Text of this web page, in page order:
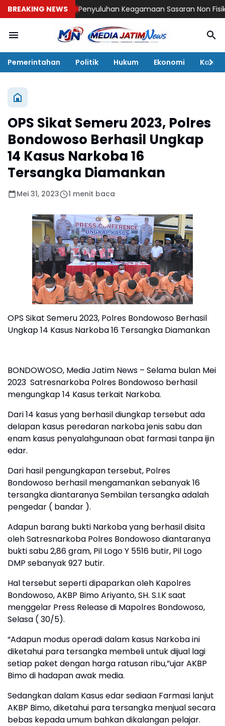
BREAKING NEWSPenyuluhan Keagamaan Sasaran Non Fisik
Pemerintahan Politik Hukum Ekonomi Kabar
OPS Sikat Semeru 2023, Polres
Bondowoso Berhasil Ungkap
14 Kasus Narkoba 16
Tersangka Diamankan
Mei 31, 2023 1 menit baca
OPS Sikat Semeru 2023, Polres Bondowoso Berhasil
Ungkap 14 Kasus Narkoba 16 Tersangka Diamankan
BONDOWOSO, Media Jatim News – Selama bulan Mei
2023 Satresnarkoba Polres Bondowoso berhasil
mengungkap 14 Kasus terkait Narkoba.
Dari 14 kasus yang berhasil diungkap tersebut ada
delapan kasus peredaran narkoba jenis sabu dan
enam kasus penyalahgunaan obat farmasi tanpa ijin
edar.
Dari hasil pengungkapan tersebut, Polres
Bondowoso berhasil mengamankan sebanyak 16
tersangka diantaranya Sembilan tersangka adalah
pengedar ( bandar ).
Adapun barang bukti Narkoba yang berhasil disita
oleh Satresnarkoba Polres Bondowoso diantaranya
bukti sabu 2,86 gram, Pil Logo Y 5516 butir, Pil Logo
DMP sebanyak 927 butir.
Hal tersebut seperti dipaparkan oleh Kapolres
Bondowoso, AKBP Bimo Ariyanto, SH. S.I.K saat
menggelar Press Release di Mapolres Bondowoso,
Selasa ( 30/5).
“Adapun modus operadi dalam kasus Narkoba ini
diketahui para tersangka membeli untuk dijual lagi
setiap paket dengan harga ratusan ribu,”ujar AKBP
Bimo di hadapan awak media.
Sedangkan dalam Kasus edar sediaan Farmasi lanjut
AKBP Bimo, diketahui para tersangka menjual secara
bebas kepada umum bahkan dikalangan pelajar.